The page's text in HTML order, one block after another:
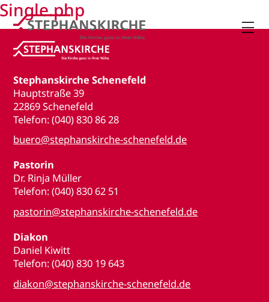

Stephanskirche Schenefeld
Hauptstraße 39
22869 Schenefeld
Telefon: (040) 830 86 28
buero@stephanskirche-schenefeld.de
Pastorin
Dr. Rinja Müller
Telefon: (040) 830 62 51
pastorin@stephanskirche-schenefeld.de
Diakon
Daniel Kiwitt
Telefon: (040) 830 19 643
diakon@stephanskirche-schenefeld.de